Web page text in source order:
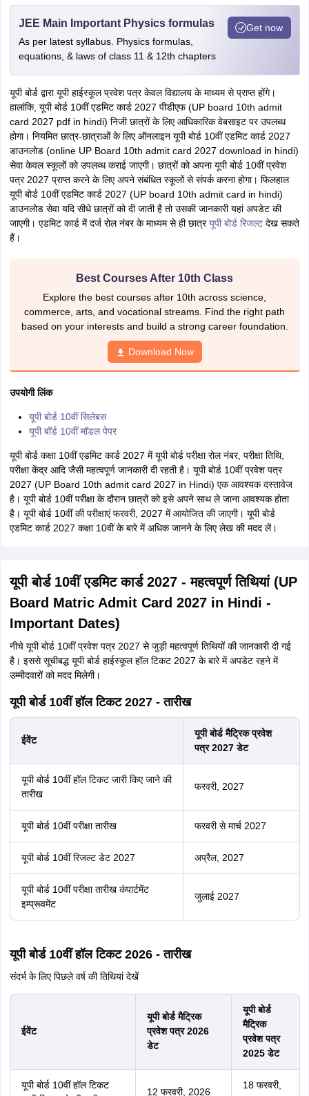
JEE Main Important Physics formulas
As per latest syllabus. Physics formulas,
equations, & laws of class 11 & 12th chapters
Get now
यूपी बोर्ड द्वारा यूपी हाईस्कूल प्रवेश पत्र केवल विद्यालय के माध्यम से प्राप्त होंगे।
हालांकि, यूपी बोर्ड 10वीं एडमिट कार्ड 2027 पीडीएफ (UP board 10th admit
card 2027 pdf in hindi) निजी छात्रों के लिए आधिकारिक वेबसाइट पर उपलब्ध
होगा। नियमित छात्र-छात्राओं के लिए ऑनलाइन यूपी बोर्ड 10वीं एडमिट कार्ड 2027
डाउनलोड (online UP Board 10th admit card 2027 download in hindi)
सेवा केवल स्कूलों को उपलब्ध कराई जाएगी। छात्रों को अपना यूपी बोर्ड 10वीं प्रवेश
पत्र 2027 प्राप्त करने के लिए अपने संबंधित स्कूलों से संपर्क करना होगा। फिलहाल
यूपी बोर्ड 10वीं एडमिट कार्ड 2027 (UP board 10th admit card in hindi)
डाउनलोड सेवा यदि सीधे छात्रों को दी जाती है तो उसकी जानकारी यहां अपडेट की
जाएगी। एडमिट कार्ड में दर्ज रोल नंबर के माध्यम से ही छात्रयूपी बोर्ड रिजल्टदेख सकते
हैं।
Best Courses After 10th Class
Explore the best courses after 10th across science,
commerce, arts, and vocational streams. Find the right path
based on your interests and build a strong career foundation.
Download Now
उपयोगी लिंक
यूपी बोर्ड 10वीं सिलेबस
यूपी बॉर्ड 10वीं मॉडल पेपर
यूपी बोर्ड कक्षा 10वीं एडमिट कार्ड 2027 में यूपी बोर्ड परीक्षा रोल नंबर, परीक्षा तिथि,
परीक्षा केंद्र आदि जैसी महत्वपूर्ण जानकारी दी रहती है। यूपी बोर्ड 10वीं प्रवेश पत्र
2027 (UP Board 10th admit card 2027 in Hindi) एक आवश्यक दस्तावेज
है। यूपी बोर्ड 10वीं परीक्षा के दौरान छात्रों को इसे अपने साथ ले जाना आवश्यक होता
है। यूपी बोर्ड 10वीं की परीक्षाएं फरवरी, 2027 में आयोजित की जाएगी। यूपी बोर्ड
एडमिट कार्ड 2027 कक्षा 10वीं के बारे में अधिक जानने के लिए लेख की मदद लें।
यूपी बोर्ड 10वीं एडमिट कार्ड 2027 - महत्वपूर्ण तिथियां (UP
Board Matric Admit Card 2027 in Hindi -
Important Dates)
नीचे यूपी बोर्ड 10वीं प्रवेश पत्र 2027 से जुड़ी महत्वपूर्ण तिथियों की जानकारी दी गई
है। इससे सूचीबद्ध यूपी बोर्ड हाईस्कूल हॉल टिकट 2027 के बारे में अपडेट रहने में
उम्मीदवारों को मदद मिलेगी।
यूपी बोर्ड 10वीं हॉल टिकट 2027 - तारीख
ईवेंट
यूपी बोर्ड मैट्रिक प्रवेश
पत्र 2027 डेट
यूपी बोर्ड 10वीं हॉल टिकट जारी किए जाने की
तारीख
फरवरी, 2027
यूपी बोर्ड 10वीं परीक्षा तारीख फरवरी से मार्च 2027
यूपी बोर्ड 10वीं रिजल्ट डेट 2027 अप्रैल, 2027
यूपी बोर्ड 10वीं परीक्षा तारीख कंपार्टमेंट
इम्प्रूवमेंट
जुलाई 2027
यूपी बोर्ड 10वीं हॉल टिकट 2026 - तारीख
संदर्भ के लिए पिछले वर्ष की तिथियां देखें
ईवेंट
यूपी बोर्ड मैट्रिक
प्रवेश पत्र 2026
डेट
यूपी बोर्ड
मैट्रिक
प्रवेश पत्र
2025 डेट
यूपी बोर्ड 10वीं हॉल टिकट
12 फरवरी, 2026
18 फरवरी,